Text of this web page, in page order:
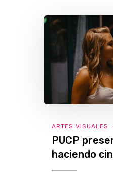
ARTES VISUALES
PUCP
haciendo